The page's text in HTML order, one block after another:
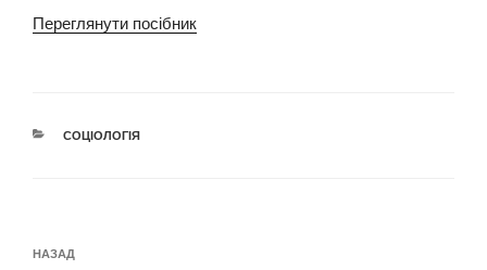
Переглянути посібник
КАТЕГОРІЇ
СОЦІОЛОГІЯ
Попередній
НАЗАД